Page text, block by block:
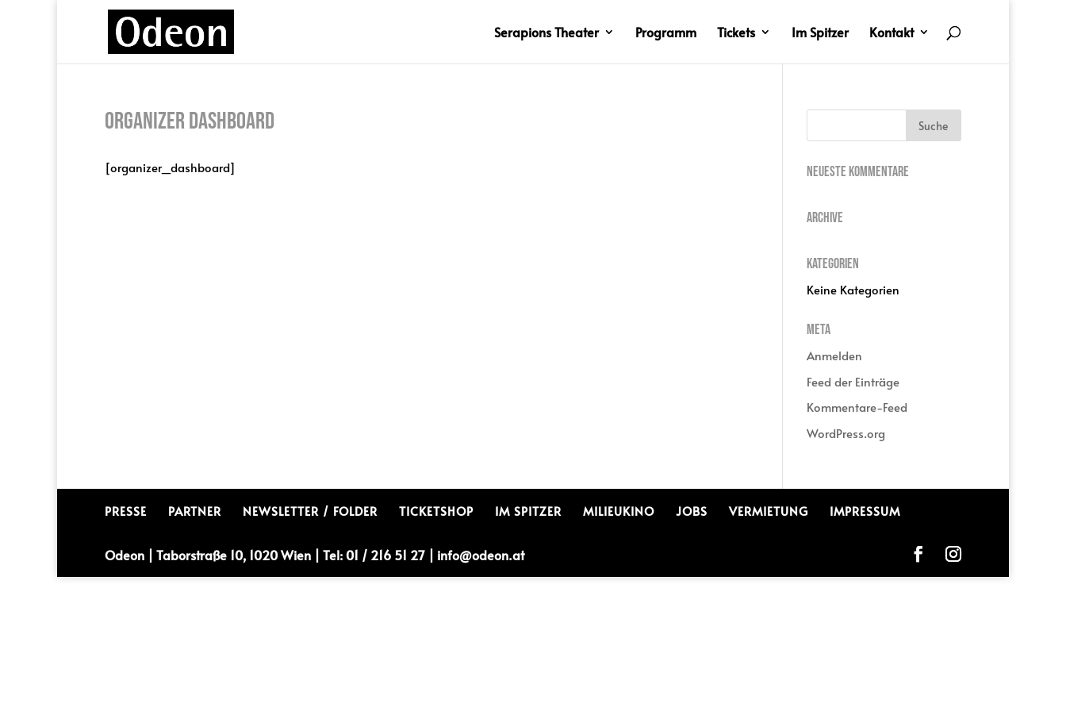
Serapions Theater Programm Tickets Im Spitzer Kontakt
Organizer Dashboard
[organizer_dashboard] Neueste Kommentare
Archive
Kategorien
Keine Kategorien
Meta
Anmelden
Feed der Einträge
Kommentare-Feed
WordPress.org
PRESSE PARTNER NEWSLETTER / FOLDER TICKETSHOP IM SPITZER MILIEUKINO JOBS VERMIETUNG IMPRESSUM
Odeon | Taborstraße 10, 1020 Wien | Tel:01 / 216 51 27 | info@odeon.at